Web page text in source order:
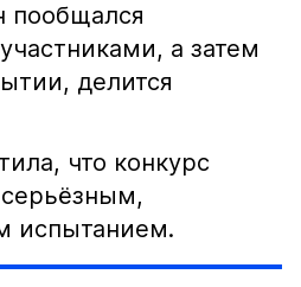
пообщался
а затем
делится
что конкурс
испытанием.